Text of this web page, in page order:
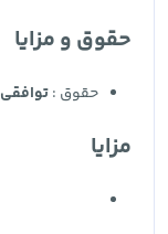
حقوق و مزایا
حقوق :توافقی
مزایا